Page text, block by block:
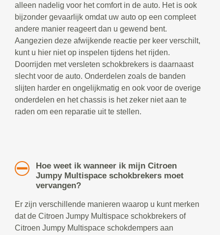
alleen nadelig voor het comfort in de auto. Het is ook
bijzonder gevaarlijk omdat uw auto op een compleet
andere manier reageert dan u gewend bent.
Aangezien deze afwijkende reactie per keer verschilt,
kunt u hier niet op inspelen tijdens het rijden.
Doorrijden met versleten schokbrekers is daarnaast
slecht voor de auto. Onderdelen zoals de banden
slijten harder en ongelijkmatig en ook voor de overige
onderdelen en het chassis is het zeker niet aan te
raden om een reparatie uit te stellen.
Hoe weet ik wanneer ik mijn Citroen
Jumpy Multispace schokbrekers moet
vervangen?
Er zijn verschillende manieren waarop u kunt merken
dat de Citroen Jumpy Multispace schokbrekers of
Citroen Jumpy Multispace schokdempers aan